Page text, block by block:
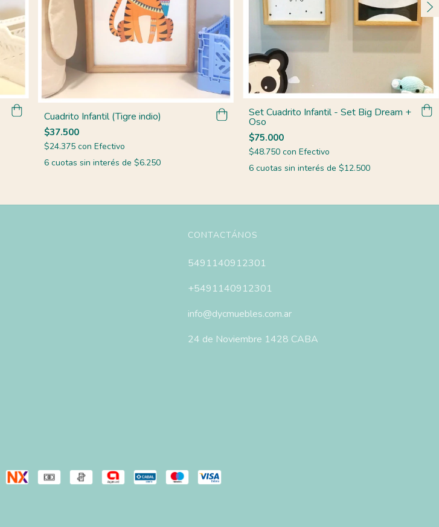
Cuadrito Infantil (Tigre indio)
$37.500
$24.375 con Efectivo
6 cuotas sin interés de $6.250
Set Cuadrito Infantil - Set Big Dream +
Oso
$75.000
$48.750con Efectivo
6 cuotas sin interés de$12.500
CONTACTÁNOS
5491140912301
+5491140912301
info@dycmuebles.com.ar
24 de Noviembre 1428 CABA